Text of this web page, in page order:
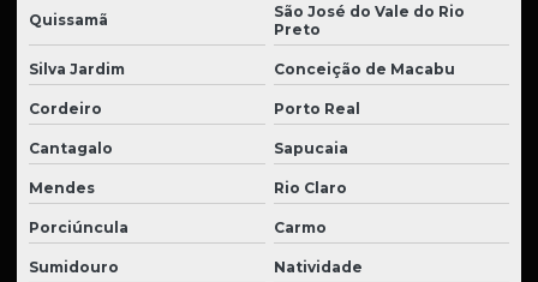
Quissamã
São José do Vale do Rio
Preto
Silva Jardim Conceição de Macabu
Cordeiro Porto Real
Cantagalo Sapucaia
Mendes Rio Claro
Porciúncula Carmo
Sumidouro Natividade